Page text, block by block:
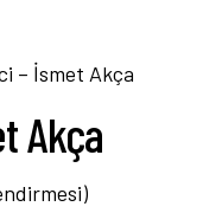
– İsmet Akça
Akça